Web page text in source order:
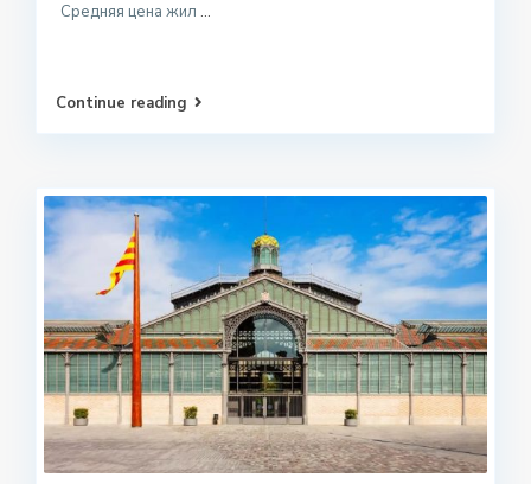
Средняя цена жил ...
Continue reading